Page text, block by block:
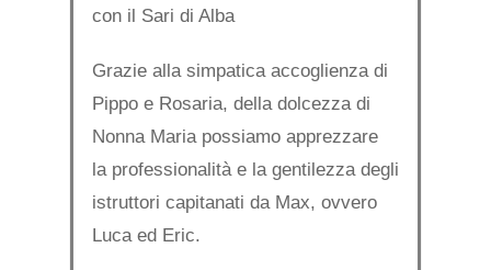
con il Sari di Alba
Grazie alla simpatica accoglienza di
Pippo e Rosaria, della dolcezza di
Nonna Maria possiamo apprezzare
la professionalità e la gentilezza degli
istruttori capitanati da Max, ovvero
Luca ed Eric.